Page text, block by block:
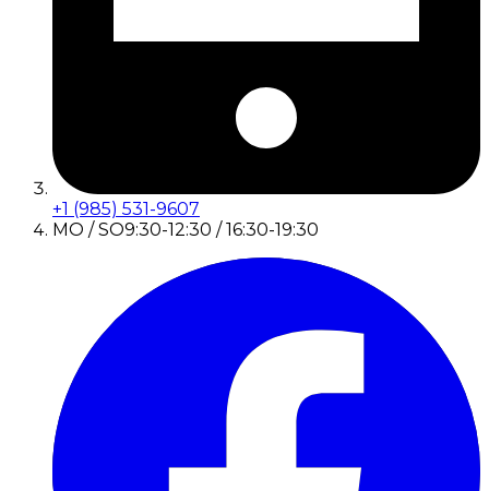
+1 (985) 531-9607
MO / SO9:30-12:30 / 16:30-19:30